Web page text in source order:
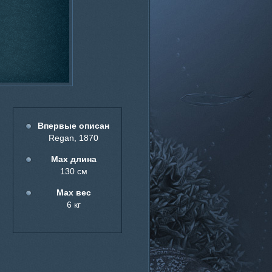
Впервые описан
Regan, 1870
Мах длина
130 см
Мах вес
6 кг